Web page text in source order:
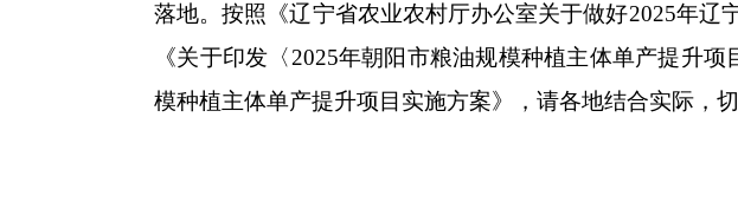
落地。按照《辽宁省农业农村厅办公室关于做好2025年辽
《关于印发〈2025年朝阳市粮油规模种植主体单产提升
模种植主体单产提升项目实施方案》，请各地结合实际，切